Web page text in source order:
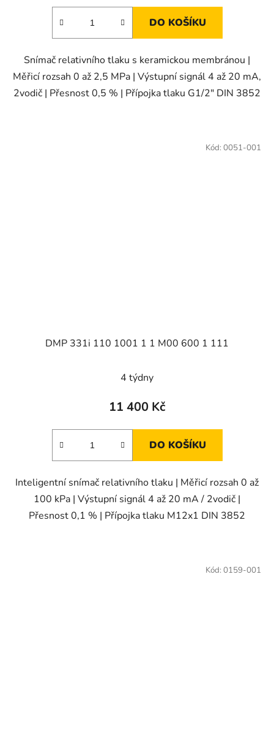
DO KOŠÍKU
Snímač relativního tlaku s keramickou membránou |
Měřicí rozsah 0 až 2,5 MPa | Výstupní signál 4 až 20 mA,
2vodič | Přesnost 0,5 % | Přípojka tlaku G1/2" DIN 3852
DMP 331i 110 1001 1 1 M00 600 1 111
4 týdny
11 400 Kč
DO KOŠÍKU
Inteligentní snímač relativního tlaku | Měřicí rozsah 0 až
100 kPa | Výstupní signál 4 až 20 mA / 2vodič |
Přesnost 0,1 % | Přípojka tlaku M12x1 DIN 3852
Kód: 0051-001
Kód: 0159-001